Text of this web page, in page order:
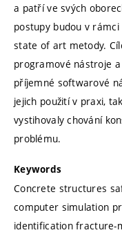
a patří ve svých
postupy budou v
state of art metody.
programové nástroje
příjemné softwarové
jejich použití v praxi,
vystihovaly chování
problému.
Keywords
Concrete structures
computer simulation
identification fracture-